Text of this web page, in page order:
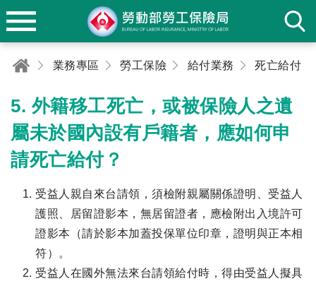
業務專區 勞工保險 給付業務 死亡給付
5. 外籍移工死亡，或被保險人之遺
屬未於國內設有戶籍者，應如何申
請死亡給付？
受益人親自來台請領，須檢附親屬關係證明、受益人
護照、居留證影本，無居留證者，應檢附出入境許可
證影本（請於影本加蓋投保單位印章，證明與正本相
符）。
受益人在國外無法來台請領給付時，得由受益人擬具